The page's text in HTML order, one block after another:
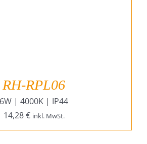
RH-RPL06
6W | 4000K | IP44
14,28€ inkl. MwSt.